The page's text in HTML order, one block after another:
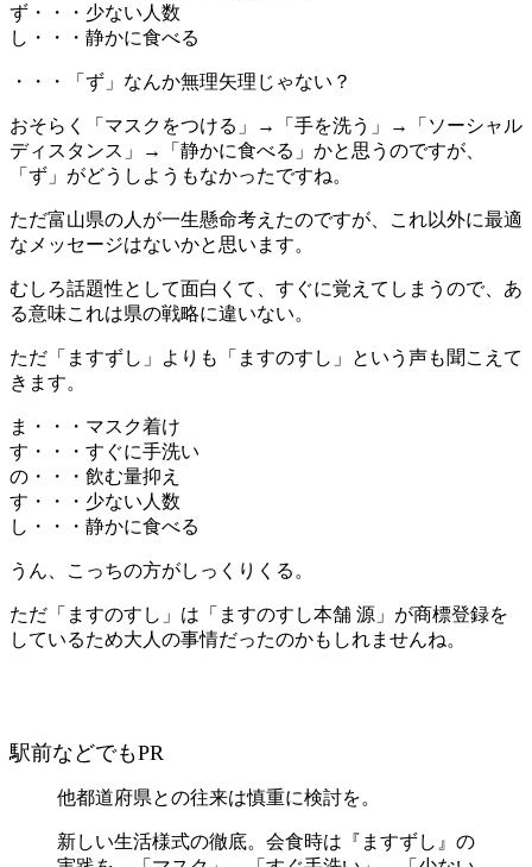
ず・・・少ない人数
し・・・静かに食べる
・・・「ず」なんか無理矢理じゃない？
おそらく「マスクをつける」→「手を洗う」→「ソーシャル
ディスタンス」→「静かに食べる」かと思うのですが、
「ず」がどうしようもなかったですね。
ただ富山県の人が一生懸命考えたのですが、これ以外に最適
なメッセージはないかと思います。
むしろ話題性として面白くて、すぐに覚えてしまうので、あ
る意味これは県の戦略に違いない。
ただ「ますずし」よりも「ますのすし」という声も聞こえて
きます。
ま・・・マスク着け
す・・・すぐに手洗い
の・・・飲む量抑え
す・・・少ない人数
し・・・静かに食べる
うん、こっちの方がしっくりくる。
ただ「ますのすし」は「ますのすし本舗 源」が商標登録を
しているため大人の事情だったのかもしれませんね。
駅前などでもPR
他都道府県との往来は慎重に検討を。
新しい生活様式の徹底。会食時は『ますずし』の